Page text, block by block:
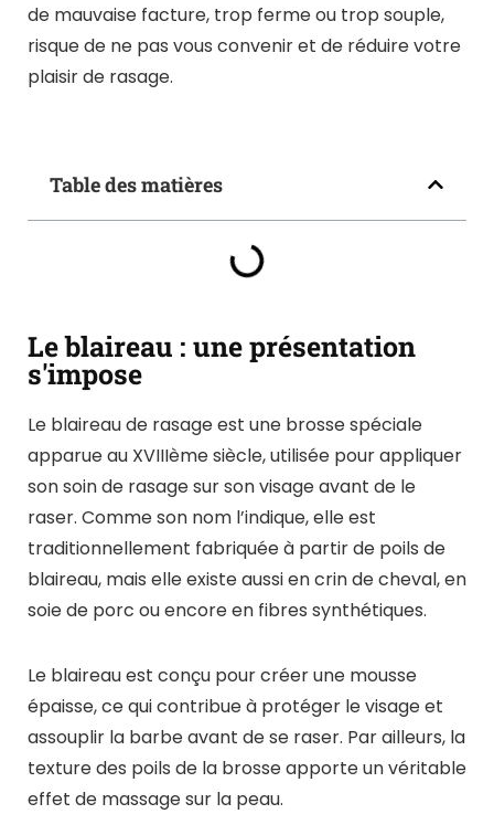
de mauvaise facture, trop ferme ou trop souple,
risque de ne pas vous convenir et de réduire votre
plaisir de rasage.
Table des matières
Le blaireau : une présentation
s'impose
Le blaireau de rasage est une brosse spéciale
apparue au XVIIIème siècle, utilisée pour appliquer
son soin de rasage sur son visage avant de le
raser. Comme son nom l’indique, elle est
traditionnellement fabriquée à partir de poils de
blaireau, mais elle existe aussi en crin de cheval, en
soie de porc ou encore en fibres synthétiques.
Le blaireau est conçu pour créer une mousse
épaisse, ce qui contribue à protéger le visage et
assouplir la barbe avant de se raser. Par ailleurs, la
texture des poils de la brosse apporte un véritable
effet de massage sur la peau.